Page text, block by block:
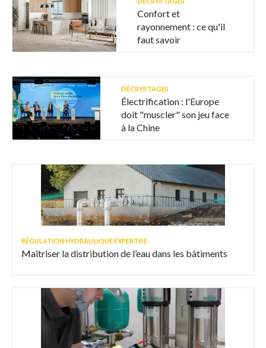
Confort et
rayonnement : ce qu'il
faut savoir
DÉCRYPTAGES
Électrification : l'Europe
doit "muscler" son jeu face
à la Chine
RÉGULATION HYDRAULIQUE EXPERTISE
Maîtriser la distribution de l’eau dans les bâtiments